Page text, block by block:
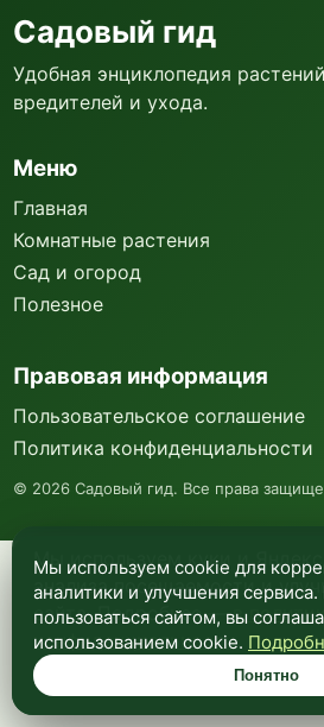
Мы используем куки и
анализа посещаемости и
сайта. Подробнее —в
конфиденциальности.
Понятно
Садовый гид
Удобная энциклопедия
вредителей и ухода.
Меню
Главная
Комнатные растения
Сад и огород
Полезное
Правовая информация
Пользовательское соглашение
Политика конфиденциальности
© 2026 Садовый гид. Все права
Мы используем cookie для
аналитики и улучшения
пользоваться сайтом, вы
использованием cookie.
Понятно